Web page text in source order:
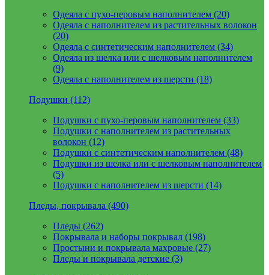
Одеяла с пухо-перовым наполнителем (20)
Одеяла с наполнителем из растительных волокон
(20)
Одеяла с синтетическим наполнителем (34)
Одеяла из шелка или с шелковым наполнителем
(9)
Одеяла с наполнителем из шерсти (18)
Подушки (112)
Подушки с пухо-перовым наполнителем (33)
Подушки с наполнителем из растительных
волокон (12)
Подушки с синтетическим наполнителем (48)
Подушки из шелка или с шелковым наполнителем
(5)
Подушки с наполнителем из шерсти (14)
Пледы, покрывала (490)
Пледы (262)
Покрывала и наборы покрывал (198)
Простыни и покрывала махровые (27)
Пледы и покрывала детские (3)